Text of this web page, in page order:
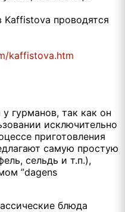
Kaffistova проводятся
kaffistova.htm
гурманов, так как он
исключительно
приготовления
самую простую
сельдь и т.п.),
”dagens
блюда